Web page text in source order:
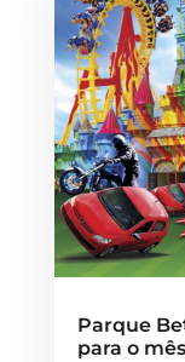
Parque
para o